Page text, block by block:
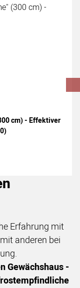
abgegeben
cm) - Effektiver
abgegeben
Erfahrung mit
anderen bei
Gewächshaus -